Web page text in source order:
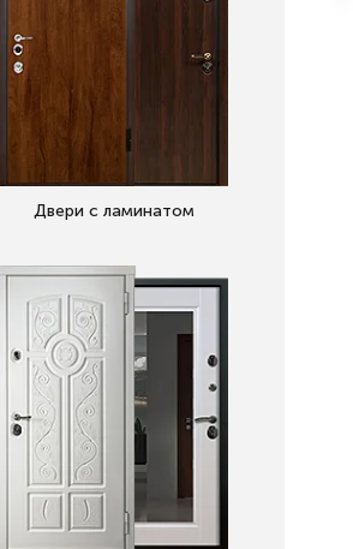
Двери с ламинатом